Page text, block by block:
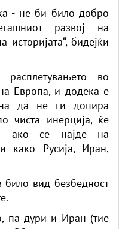
- не би било добро
развој на
историјата“, бидејќи
во
Европа, и додека е
да не ги допира
чиста инерција, ќе
ако се најде на
како Русија, Иран,
вид безбедност
па дури и Иран (тие